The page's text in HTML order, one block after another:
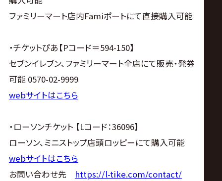
ファミリーマート店内Famiポートにて直接購入可能
・チケットぴあ【Pコード＝594-150】
セブンイレブン、ファミリーマート全店にて販売・発券
可能 0570-02-9999
webサイトはこちら
・ローソンチケット 【Lコード：36096】
ローソン、ミニストップ店頭ロッピーにて購入可能
webサイトはこちら
お問い合わせ先 https://l-tike.com/contact/